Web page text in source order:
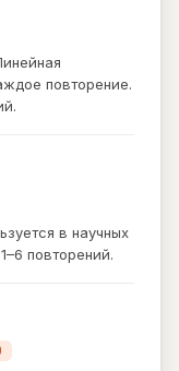
повторение.
в научных
повторений.